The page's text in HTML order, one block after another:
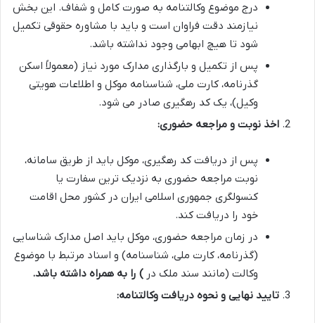
درج موضوع وکالتنامه به صورت کامل و شفاف. این بخش
نیازمند دقت فراوان است و باید با مشاوره حقوقی تکمیل
شود تا هیچ ابهامی وجود نداشته باشد.
پس از تکمیل و بارگذاری مدارک مورد نیاز (معمولاً اسکن
گذرنامه، کارت ملی، شناسنامه موکل و اطلاعات هویتی
وکیل)، یک کد رهگیری صادر می شود.
اخذ نوبت و مراجعه حضوری:
پس از دریافت کد رهگیری، موکل باید از طریق سامانه،
نوبت مراجعه حضوری به نزدیک ترین سفارت یا
کنسولگری جمهوری اسلامی ایران در کشور محل اقامت
خود را دریافت کند.
در زمان مراجعه حضوری، موکل باید اصل مدارک شناسایی
(گذرنامه، کارت ملی، شناسنامه) و اسناد مرتبط با موضوع
وکالت (مانند سند ملک در ) را به همراه داشته باشد.
تایید نهایی و نحوه دریافت وکالتنامه: